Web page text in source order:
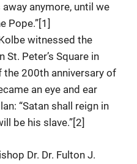
anymore, until we
Pope.”[1]
witnessed the
Peter’s Square in
the 200th anniversary of
an eye and ear
“Satan shall reign in
be his slave.”[2]
Dr. Dr. Fulton J.